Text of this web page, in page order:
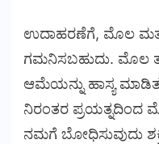
ಉದಾಹರಣೆಗೆ, ಮೊಲ
ಗಮನಿಸಬಹುದು. ಮೊಲ
ಆಮೆಯನ್ನು ಹಾಸ್ಯ
ನಿರಂತರ ಪ್ರಯತ್ನದಿಂದ
ನಮಗೆ ಬೋಧಿಸುವುದು